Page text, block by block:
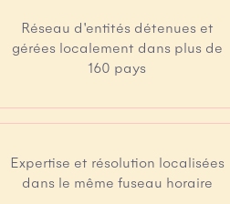
Réseau d'entités détenues et
gérées localement dans plus de
160 pays
Expertise et résolution localisées
dans le même fuseau horaire